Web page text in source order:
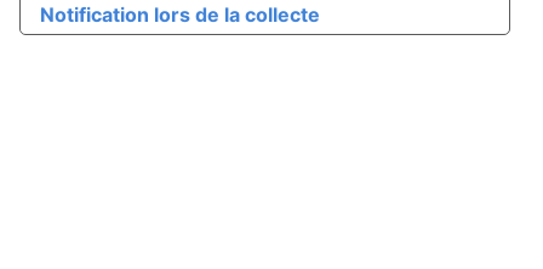
Notification lors de la collecte